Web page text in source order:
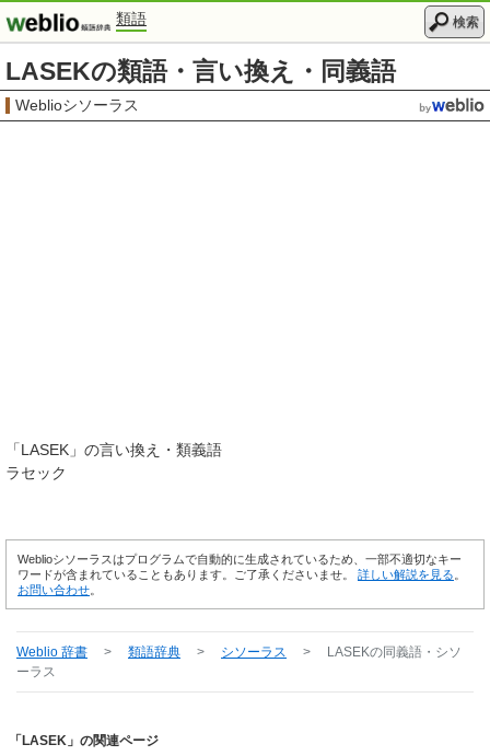
類語 検索
LASEKの類語・言い換え・同義語
Weblioシソーラス
「LASEK 」の言い換え・類義語
ラセック
Weblioシソーラスはプログラムで自動的に生成されているため、一部不適切なキー
ワードが含まれていることもあります。ご了承くださいませ。 詳しい解説を見る
お問い合わせ
Weblio 辞書 > 類語辞典 > シソーラス > LASEKの同義語・シソ
ーラス
「LASEK」の関連ページ